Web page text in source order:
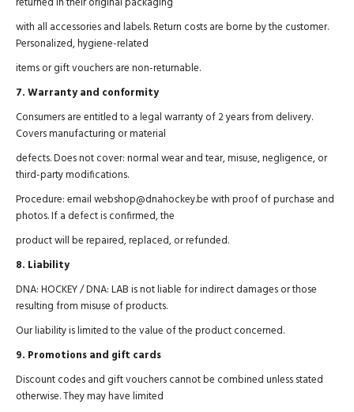
with all accessories and labels. Return costs are borne by the customer.
Personalized, hygiene-related
items or gift vouchers are non-returnable.
7. Warranty and conformity
Consumers are entitled to a legal warranty of 2 years from delivery.
Covers manufacturing or material
defects. Does not cover: normal wear and tear, misuse, negligence, or
third-party modifications.
Procedure: email webshop@dnahockey.be with proof of purchase and
photos. If a defect is confirmed, the
product will be repaired, replaced, or refunded.
8. Liability
DNA: HOCKEY / DNA: LAB is not liable for indirect damages or those
resulting from misuse of products.
Our liability is limited to the value of the product concerned.
9. Promotions and gift cards
Discount codes and gift vouchers cannot be combined unless stated
otherwise. They may have limited